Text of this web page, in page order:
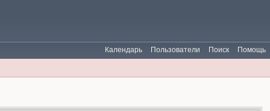
Помощь
Поиск
Пользователи
Календарь